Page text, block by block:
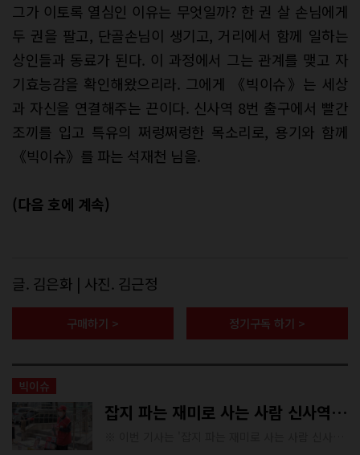
그가 이토록 열심인 이유는 무엇일까? 한 권 살 손님에게
두 권을 팔고, 단골손님이 생기고, 거리에서 함께 일하는
상인들과 동료가 된다. 이 과정에서 그는 관계를 맺고 자
기효능감을 확인해왔으리라. 그에게 《빅이슈》는 세상
과 자신을 연결해주는 끈이다. 신사역 8번 출구에서 빨간
조끼를 입고 특유의 쩌렁쩌렁한 목소리로, 용기와 함께
《빅이슈》를 파는 석재천 님을.
(다음 호에 계속)
글. 김은화 | 사진. 김근정
구매하기 > 정기구독 하기 >
빅이슈
잡지 파는 재미로 사는 사람 신사역 빅판 석재천(2)